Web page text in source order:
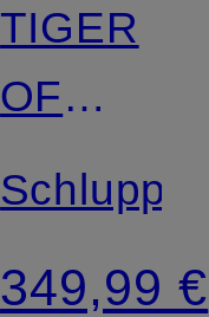
TIGER
OF
SWEDEN
349,99 €